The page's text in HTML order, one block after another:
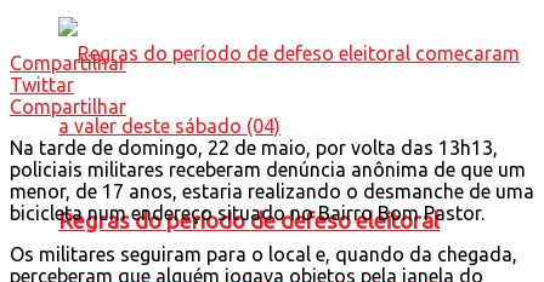
Regras do período de defeso eleitoral
Compartilhar
Twittar
Compartilhar
Na tarde de domingo, 22 de maio, por volta das 13h13,
policiais militares receberam denúncia anônima de que um
menor, de 17 anos, estaria realizando o desmanche de uma
bicicleta num endereço situado no Bairro Bom Pastor.
Os militares seguiram para o local e, quando da chegada,
perceberam que alguém jogava objetos pela janela do